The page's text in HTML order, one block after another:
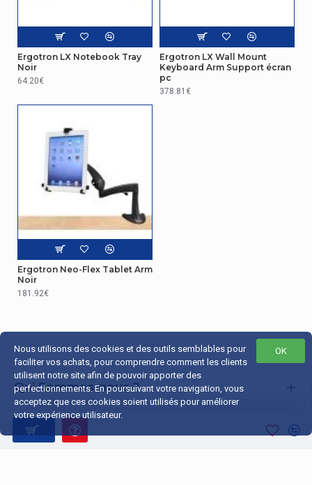
Ergotron LX Notebook Tray
Noir
64.20€
Ergotron LX Wall Mount
Keyboard Arm Support écran
pc
378.81€
Ergotron Neo-Flex Tablet Arm
Noir
181.92€
Qui Sommes-nous ?
Liens Utiles
OK
Nous utilisons des cookies et des outils semblables pour
faciliter vos achats, pour comprendre comment les clients
utilisent notre site afin de pouvoir apporter des
perfectionnements. En poursuivant votre navigation, vous
acceptez que ces cookies soient utilisés pour améliorer
votre expérience utilisateur.